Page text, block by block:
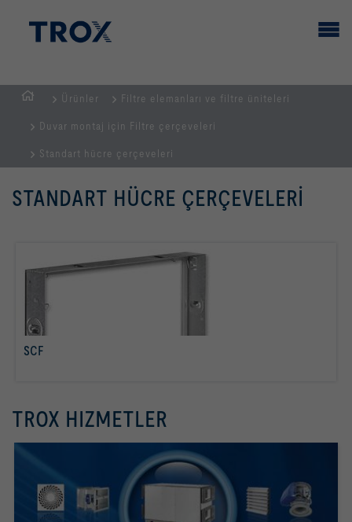
SAYFASI
Ürünler Filtre elemanları ve filtre üniteleri
Duvar montaj için Filtre çerçeveleri
Standart hücre çerçeveleri
STANDART HÜCRE ÇERÇEVELERI
SCF
TROX HIZMETLER